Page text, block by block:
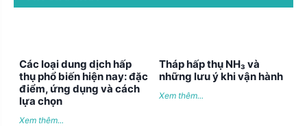
Các loại dung dịch hấp
thụ phổ biến hiện nay: đặc
điểm, ứng dụng và cách
lựa chọn
Xem thêm...
Tháp hấp thụ NH₃ và
những lưu ý khi vận hành
Xem thêm...